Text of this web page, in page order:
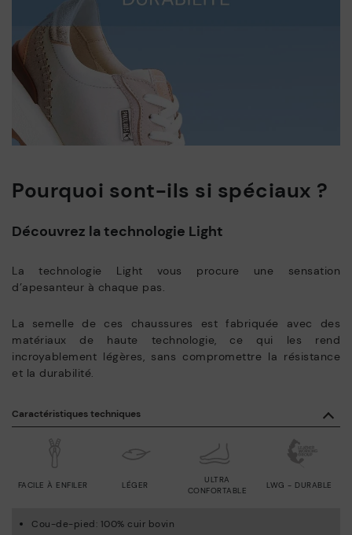
Pourquoi sont-ils si spéciaux ?
Découvrez la technologie Light
La technologie Light vous procure une sensation
d’apesanteur à chaque pas.
La semelle de ces chaussures est fabriquée avec des
matériaux de haute technologie, ce qui les rend
incroyablement légères, sans compromettre la résistance
et la durabilité.
Caractéristiques techniques
LÉGER
FACILE À ENFILER
ULTRA
CONFORTABLE
LWG - DURABLE
Cou-de-pied: 100% cuir bovin